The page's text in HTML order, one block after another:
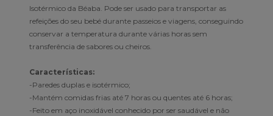
Isotérmico da Béaba. Pode ser usado para transportar as
refeições do seu bebé durante passeios e viagens, conseguindo
conservar a temperatura durante várias horas sem
transferência de sabores ou cheiros.
Características:
-Paredes duplas e isotérmico;
-Mantém comidas frias até 7 horas ou quentes até 6 horas;
-Feito em aço inoxidável conhecido por ser saudável e não